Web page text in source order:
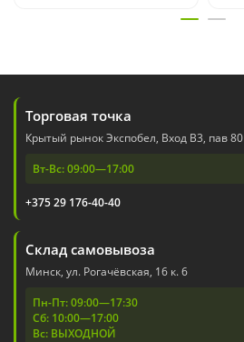
Торговая точка
Крытый рынок Экспобел, Вход В3, пав 80
Вт-Вс: 09:00—17:00
+375 29 176-40-40
Склад самовывоза
Минск, ул. Рогачёвская, 16 к. 6
Пн-Пт: 09:00—17:30
Сб: 10:00—17:00
Вс: ВЫХОДНОЙ